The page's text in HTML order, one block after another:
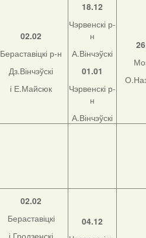
02.02
Бераставіцкі р-н
Дз.Вінчэўскі
і Е.Майсюк
18.12
Чэрвенскі р-
н
А.Вінчэўскі
01.01
Чэрвенскі р-
н
А.Вінчэўскі
02.02
Бераставіцкі
і Гродзенскі
04.12